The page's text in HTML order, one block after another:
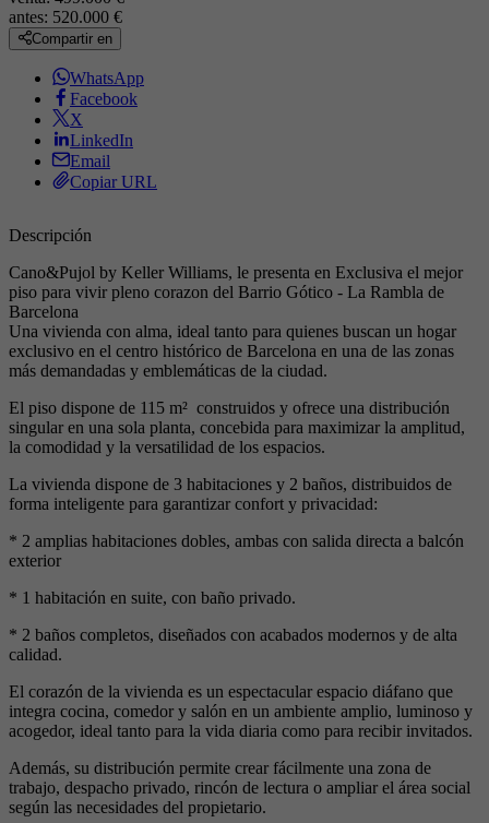
antes: 520.000 €
Compartir en
WhatsApp
Facebook
X
LinkedIn
Email
Copiar URL
Descripción
Cano&Pujol by Keller Williams, le presenta en Exclusiva el mejor
piso para vivir pleno corazon del Barrio Gótico - La Rambla de
Barcelona
Una vivienda con alma, ideal tanto para quienes buscan un hogar
exclusivo en el centro histórico de Barcelona en una de las zonas
más demandadas y emblemáticas de la ciudad.
El piso dispone de 115 m² construidos y ofrece una distribución
singular en una sola planta, concebida para maximizar la amplitud,
la comodidad y la versatilidad de los espacios.
La vivienda dispone de 3 habitaciones y 2 baños, distribuidos de
forma inteligente para garantizar confort y privacidad:
* 2 amplias habitaciones dobles, ambas con salida directa a balcón
exterior
* 1 habitación en suite, con baño privado.
* 2 baños completos, diseñados con acabados modernos y de alta
calidad.
El corazón de la vivienda es un espectacular espacio diáfano que
integra cocina, comedor y salón en un ambiente amplio, luminoso y
acogedor, ideal tanto para la vida diaria como para recibir invitados.
Además, su distribución permite crear fácilmente una zona de
trabajo, despacho privado, rincón de lectura o ampliar el área social
según las necesidades del propietario.